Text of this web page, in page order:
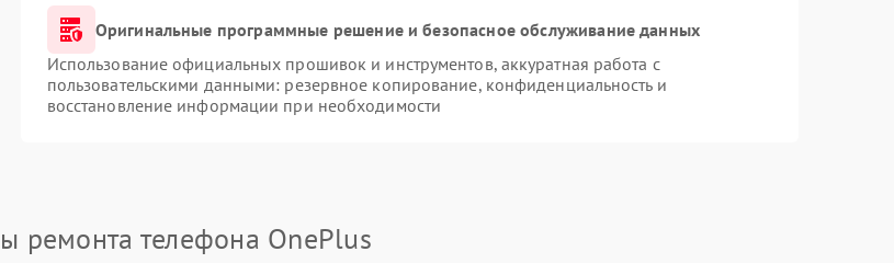
Оригинальные программные решение и безопасное обслуживание данных
Использование официальных прошивок и инструментов, аккуратная работа с
пользовательскими данными: резервное копирование, конфиденциальность и
восстановление информации при необходимости
ремонта телефона OnePlus